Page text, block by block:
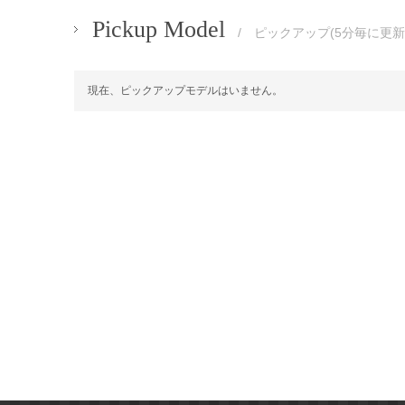
Pickup Model / ピックアップ(5分毎に更
現在、ピックアップモデルはいません。